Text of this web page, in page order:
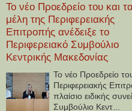
Το νέο Προεδρείο του και
μέλη της Περιφερειακής
Επιτροπής ανέδειξε το
Περιφερειακό Συμβούλιο
Κεντρικής Μακεδονίας
Το νέο Προεδρείο
Περιφερειακής
πλαίσιο ειδικής
Συμβούλιο Κεντ...